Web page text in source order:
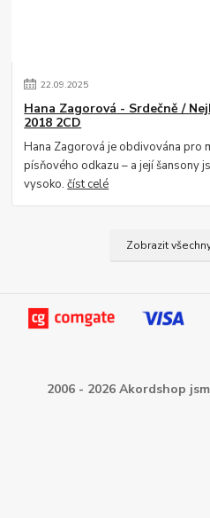
22.09.2025
Hana Zagorová - Srdečně /
2018 2CD
Hana Zagorová je obdivována pro
písňového odkazu – a její šansony
vysoko.číst celé
Zobrazit
2006 - 2026 Akordshop